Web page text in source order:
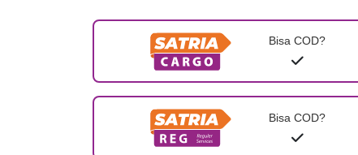
Bisa COD?
Bisa COD?